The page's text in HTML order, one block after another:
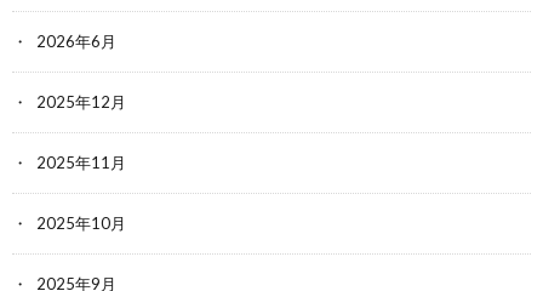
2026年6月
2025年12月
2025年11月
2025年10月
2025年9月